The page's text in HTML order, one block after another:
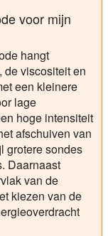
voor mijn
hangt
de viscositeit en
een kleinere
lage
hoge intensiteit
afschuiven van
grotere sondes
Daarnaast
van de
kiezen van de